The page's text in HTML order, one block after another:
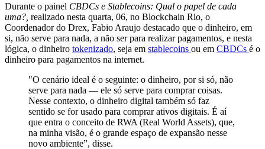
Durante o painel CBDCs e Stablecoins: Qual o papel de cada
uma?, realizado nesta quarta, 06, no Blockchain Rio, o
Coordenador do Drex, Fabio Araujo destacado que o dinheiro, em
si, não serve para nada, a não ser para realizar pagamentos, e nesta
lógica, o dinheiro tokenizado, seja em stablecoins ou em CBDCs é o
dinheiro para pagamentos na internet.
"O cenário ideal é o seguinte: o dinheiro, por si só, não
serve para nada — ele só serve para comprar coisas.
Nesse contexto, o dinheiro digital também só faz
sentido se for usado para comprar ativos digitais. É aí
que entra o conceito de RWA (Real World Assets), que,
na minha visão, é o grande espaço de expansão nesse
novo ambiente”, disse.